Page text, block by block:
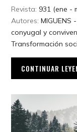
Revista: 931 (ene -
Autores:MIGUENS
conyugal y
Transformación
CONTINUAR